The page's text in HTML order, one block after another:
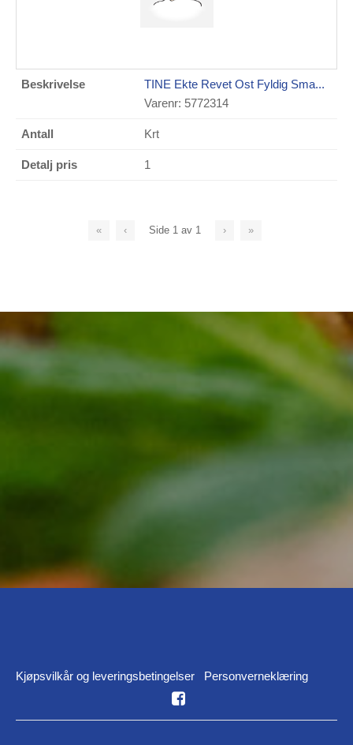
TINE Ekte Revet Ost Fyldig Sma...
Varenr: 5772314
Krt
1
« ‹ Side 1 av 1 › »
Kjøpsvilkår og leveringsbetingelser Personverneklæring